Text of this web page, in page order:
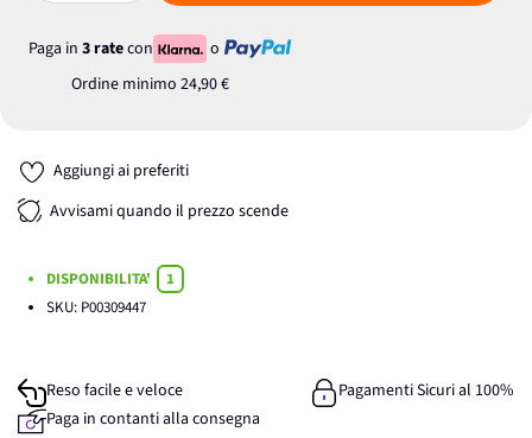
Paga in 3 ratecon
o
Ordine minimo 24,90 €
Aggiungi ai preferiti
Avvisami quando il prezzo scende
DISPONIBILITA'
1
SKU: P00309447
Reso facile e veloce
Pagamenti Sicuri al 100%
Paga in contanti alla consegna